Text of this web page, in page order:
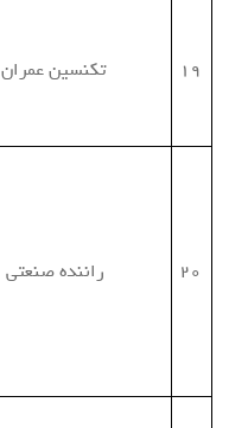
تكنسين عمران
راننده صنعتي